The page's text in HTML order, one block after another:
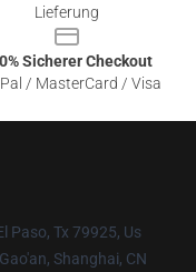
Lieferung
Sicherer Checkout
/ MasterCard / Visa
Paso, Tx 79925, Us
Shanghai, CN